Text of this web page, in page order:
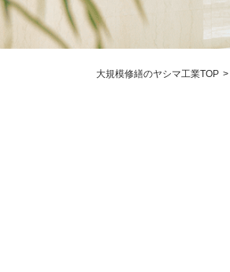
大規模修繕のヤシマ工業TOP